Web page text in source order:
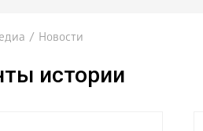
/ Новости
истории